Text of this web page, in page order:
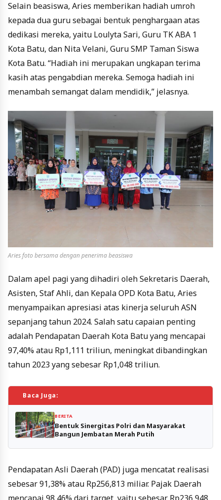
Selain beasiswa, Aries memberikan hadiah umroh
kepada dua guru sebagai bentuk penghargaan atas
dedikasi mereka, yaitu Loulyta Sari, Guru TK ABA 1
Kota Batu, dan Nita Velani, Guru SMP Taman Siswa
Kota Batu. “Hadiah ini merupakan ungkapan terima
kasih atas pengabdian mereka. Semoga hadiah ini
menambah semangat dalam mendidik,” jelasnya.
Aries foto bersama dengan penerima beasiswa
Dalam apel pagi yang dihadiri oleh Sekretaris Daerah,
Asisten, Staf Ahli, dan Kepala OPD Kota Batu, Aries
menyampaikan apresiasi atas kinerja seluruh ASN
sepanjang tahun 2024. Salah satu capaian penting
adalah Pendapatan Daerah Kota Batu yang mencapai
97,40% atau Rp1,111 triliun, meningkat dibandingkan
tahun 2023 yang sebesar Rp1,048 triliun.
Baca Juga:
BERITA
Bentuk Sinergitas Polri dan Masyarakat
Bangun Jembatan Merah Putih
Pendapatan Asli Daerah (PAD) juga mencatat realisasi
sebesar 91,38% atau Rp256,813 miliar. Pajak Daerah